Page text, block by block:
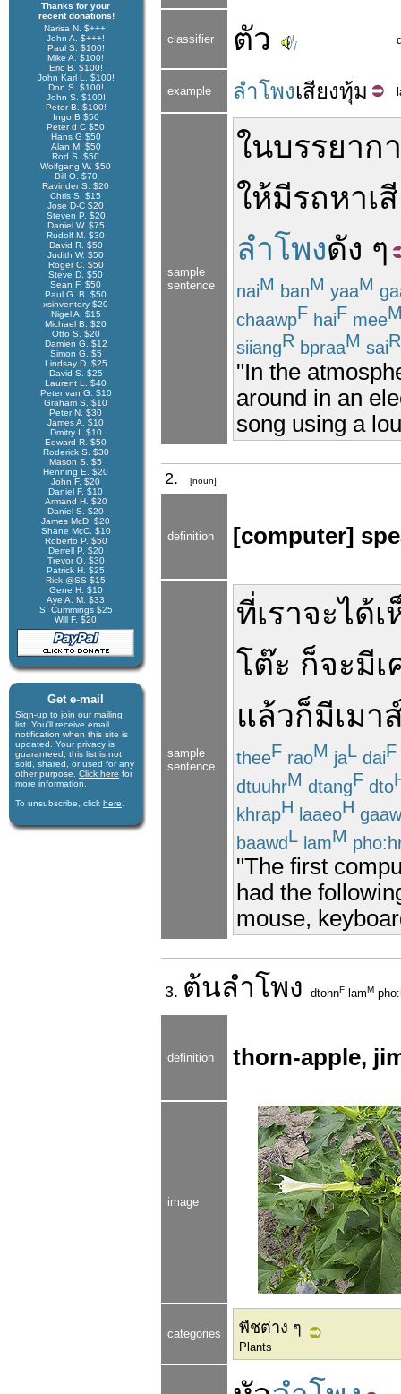
Thanks for your
recent donations!
Narisa N. $+++!
John A. $+++!
Paul S. $100!
Mike A. $100!
Eric B. $100!
John Karl L. $100!
Don S. $100!
John S. $100!
Peter B. $100!
Ingo B $50
Peter d C $50
Hans G $50
Alan M. $50
Rod S. $50
Wolfgang W. $50
Bill O. $70
Ravinder S. $20
Chris S. $15
Jose D-C $20
Steven P. $20
Daniel W. $75
Rudolf M. $30
David R. $50
Judith W. $50
Roger C. $50
Steve D. $50
Sean F. $50
Paul G. B. $50
xsinventory $20
Nigel A. $15
Michael B. $20
Otto S. $20
Damien G. $12
Simon G. $5
Lindsay D. $25
David S. $25
Laurent L. $40
Peter van G. $10
Graham S. $10
Peter N. $30
James A. $10
Dmitry I. $10
Edward R. $50
Roderick S. $30
Mason S. $5
Henning E. $20
John F. $20
Daniel F. $10
Armand H. $20
Daniel S. $20
James McD. $20
Shane McC. $10
Roberto P. $50
Derrell P. $20
Trevor O. $30
Patrick H. $25
Rick @SS $15
Gene H. $10
Aye A. M. $33
S. Cummings $25
Will F. $20
Get e-mail
Sign-up to join our mail­ing
list. You'll receive e­mail
notification when this site is
updated. Your privacy is
guaran­teed; this list is not
sold, shared, or used for any
other purpose. Click here for
more infor­mation.
To unsubscribe, click here
classifier ตัว
example ลำโพงเสียงทุ้ม
sample
sentence
ในบรรยาก
ให้มีรถหาเ
ลำโพงดัง ๆ
naiM banM yaaM
chaawpF haiF mee
siiangR bpraaM saiR
"In the
around in an
song using a
2. [noun]
definition [computer]
sample
sentence
ที่เราจะได้เ
โต๊ะ ก็จะมีเ
แล้วก็มีเมา
theeF raoM jaL daiF
dtuuhrM dtangF dto
khrapH laaeoH gaaw
baawdL lamM
"The first
had the
mouse,
3. ต้นลำโพง dtohnF lamM
definition thorn-apple,
image
categories พืชต่าง ๆ
Plants